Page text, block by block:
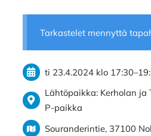
Tarkastelet mennyttä
ti 23.4.2024 klo 17:30–
Lähtöpaikka: Kerholan ja
P-paikka
Souranderintie, 37100